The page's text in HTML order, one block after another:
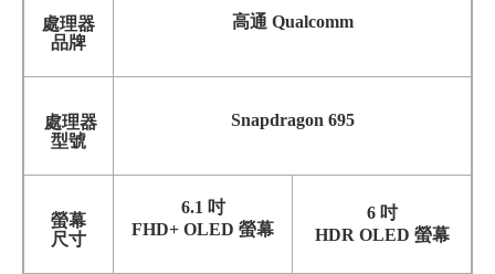
處理器
品牌
高通 Qualcomm
處理器
型號
Snapdragon 695
螢幕
尺寸
6.1 吋
FHD+ OLED 螢幕
6 吋
HDR OLED 螢幕